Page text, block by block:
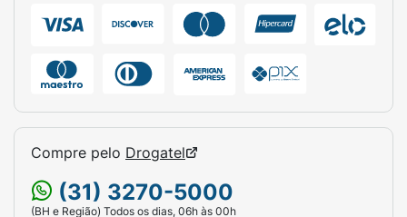
Compre pelo Drogatel
(31) 3270-5000
(BH e Região) Todos os dias, 06h às 00h